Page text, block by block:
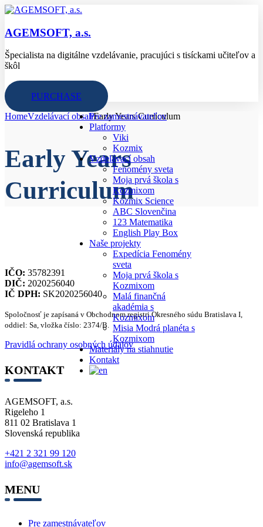
AGEMSOFT, a.s.
Špecialista na digitálne vzdelávanie, pracujúci s tisíckami učiteľov a
škôl
PURCHASE
Pre zamestnávateľov
Platformy
Viki
Kozmix
Vzdelávací obsah
Fenomény sveta
Moja prvá škola s
Kozmixom
Kozmix Science
ABC Slovenčina
123 Matematika
English Play Box
Naše projekty
Expedícia Fenomény
sveta
Moja prvá škola s
Kozmixom
Malá finančná
akadémia s
Kozmixom
Misia Modrá planéta s
Kozmixom
Materiály na stiahnutie
Kontakt
HomeVzdelávací obsahEarly Years Curriculum
Early Years
Curriculum
IČO: 35782391
DIČ: 2020256040
IČ DPH: SK2020256040
Spoločnosť je zapísaná v Obchodnom registri Okresného súdu Bratislava I,
oddiel: Sa, vložka číslo: 2374/B.
Pravidlá ochrany osobných údajov
KONTAKT
AGEMSOFT, a.s.
Rigeleho 1
811 02 Bratislava 1
Slovenská republika
+421 2 321 99 120
info@agemsoft.sk
MENU
Pre zamestnávateľov